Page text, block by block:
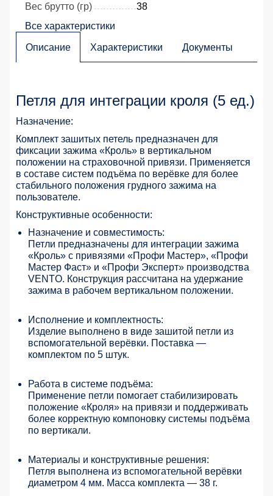
Вес брутто (гр)
38
Все характеристики
Описание Характеристики Документы
Петля для интеграции кроля (5 ед.)
Назначение:
Комплект зашитых петель предназначен для
фиксации зажима «Кроль» в вертикальном
положении на страховочной привязи. Применяется
в составе систем подъёма по верёвке для более
стабильного положения грудного зажима на
пользователе.
Конструктивные особенности:
Назначение и совместимость:
Петли предназначены для интеграции зажима
«Кроль» с привязями «Профи Мастер», «Профи
Мастер Фаст» и «Профи Эксперт» производства
VENTO. Конструкция рассчитана на удержание
зажима в рабочем вертикальном положении.
Исполнение и комплектность:
Изделие выполнено в виде зашитой петли из
вспомогательной верёвки. Поставка —
комплектом по 5 штук.
Работа в системе подъёма:
Применение петли помогает стабилизировать
положение «Кроля» на привязи и поддерживать
более корректную компоновку системы подъёма
по вертикали.
Материалы и конструктивные решения:
Петля выполнена из вспомогательной верёвки
диаметром 4 мм. Масса комплекта — 38 г.